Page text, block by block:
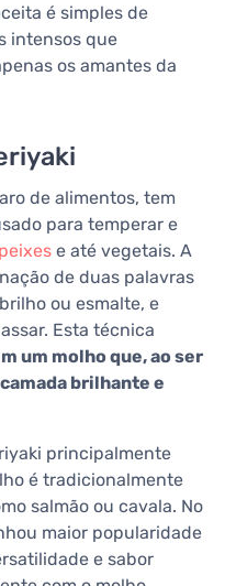
é simples de
intensos que
os amantes da
de alimentos, tem
para temperar e
peixes e até vegetais. A
de duas palavras
ou esmalte, e
Esta técnica
um molho que, ao ser
brilhante e
principalmente
é tradicionalmente
salmão ou cavala. No
maior popularidade
e sabor